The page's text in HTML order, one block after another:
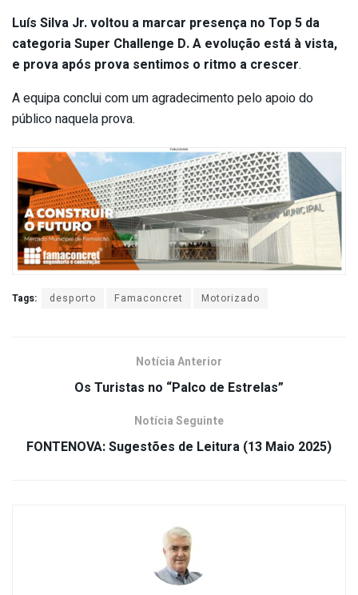
Luís Silva Jr.voltou a marcar presença no Top 5 da
categoria Super Challenge D. A evolução está à vista,
e prova após prova sentimos o ritmo a crescer.
A equipa conclui com um agradecimento pelo apoio do
público naquela prova.
Tags: desporto Famaconcret Motorizado
Notícia Anterior
Os Turistas no “Palco de Estrelas”
Notícia Seguinte
FONTENOVA: Sugestões de Leitura (13 Maio 2025)